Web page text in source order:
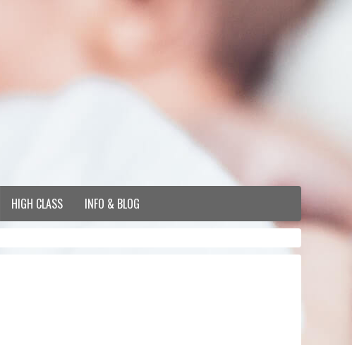
HIGH CLASS INFO & BLOG